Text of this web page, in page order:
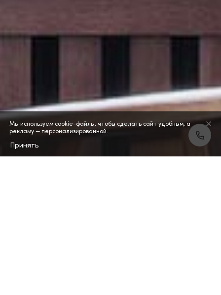
Мы используем cookie-файлы, чтобы сделать сайт удобным, а
рекламу — персонализированной.
Принять